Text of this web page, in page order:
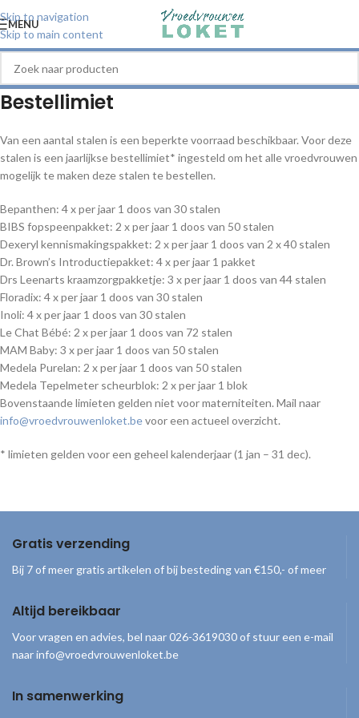
Skip to navigation
Skip to main content
MENU
Bestellimiet
Van een aantal stalen is een beperkte voorraad beschikbaar. Voor deze
stalen is een jaarlijkse bestellimiet* ingesteld om het alle vroedvrouwen
mogelijk te maken deze stalen te bestellen.
Bepanthen: 4 x per jaar 1 doos van 30 stalen
BIBS fopspeenpakket: 2 x per jaar 1 doos van 50 stalen
Dexeryl kennismakingspakket: 2 x per jaar 1 doos van 2 x 40 stalen
Dr. Brown’s Introductiepakket: 4 x per jaar 1 pakket
Drs Leenarts kraamzorgpakketje: 3 x per jaar 1 doos van 44 stalen
Floradix: 4 x per jaar 1 doos van 30 stalen
Inoli: 4 x per jaar 1 doos van 30 stalen
Le Chat Bébé: 2 x per jaar 1 doos van 72 stalen
MAM Baby: 3 x per jaar 1 doos van 50 stalen
Medela Purelan: 2 x per jaar 1 doos van 50 stalen
Medela Tepelmeter scheurblok: 2 x per jaar 1 blok
Bovenstaande limieten gelden niet voor materniteiten. Mail naar
info@vroedvrouwenloket.bevoor een actueel overzicht.
* limieten gelden voor een geheel kalenderjaar (1 jan – 31 dec).
Gratis verzending
Bij 7 of meer gratis artikelen of bij besteding van €150,- of meer
Altijd bereikbaar
Voor vragen en advies, bel naar 026-3619030 of stuur een e-mail
naar info@vroedvrouwenloket.be
In samenwerking